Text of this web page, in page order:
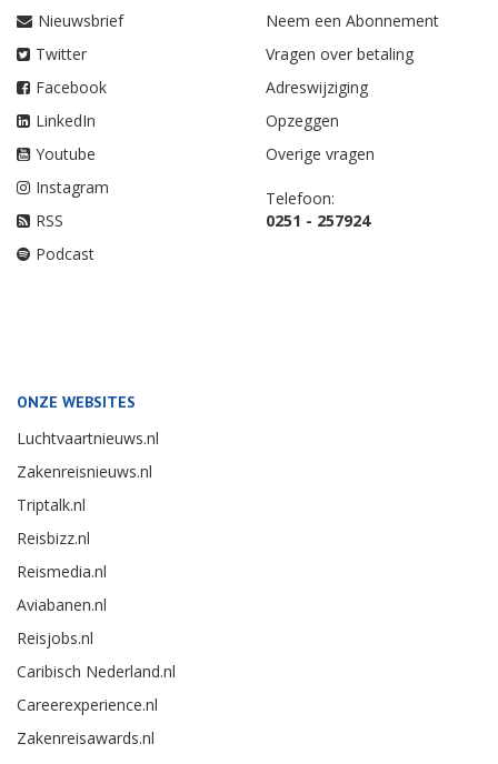
Nieuwsbrief
Twitter
Facebook
LinkedIn
Youtube
Instagram
RSS
Podcast
Neem een Abonnement
Vragen over betaling
Adreswijziging
Opzeggen
Overige vragen
Telefoon:
0251 - 257924
ONZE WEBSITES
Luchtvaartnieuws.nl
Zakenreisnieuws.nl
Triptalk.nl
Reisbizz.nl
Reismedia.nl
Aviabanen.nl
Reisjobs.nl
Caribisch Nederland.nl
Careerexperience.nl
Zakenreisawards.nl